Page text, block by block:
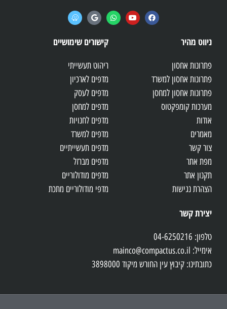
ניווט מהיר
פתרונות אחסון
פתרונות אחסון למשרד
פתרונות אחסון למחסן
מערכות קומפקטוס
אודות
מאמרים
צור קשר
מפת אתר
תקנון אתר
הצהרת נגישות
קישורים שימושיים
ריהוט תעשייתי
מדפים לארכיון
מדפים לעסק
מדפים למחסן
מדפים לחנויות
מדפים למשרד
מדפים תעשייתיים
מדפים מברזל
מדפים מודולוריים
מדפי מודולוריים מתכת
יצירת קשר
טלפון: 04-6250216
אימייל: mainco@compactus.co.il
כתובתינו: קיבוץ עין החורש מיקוד 3898000